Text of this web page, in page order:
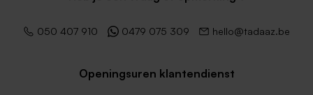
Zilver metallic enveloppe
050 407 910 0479 075 309 hello@tadaaz.be
Openingsuren klantendienst